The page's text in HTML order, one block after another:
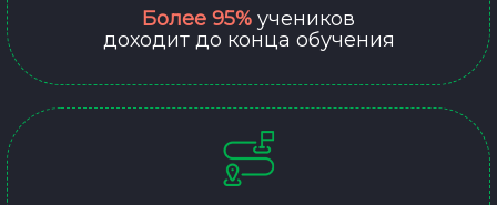
Более 95% учеников
доходит до конца обучения